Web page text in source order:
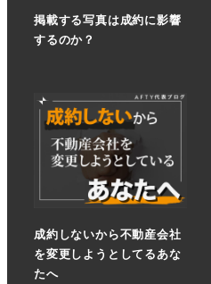
掲載する写真は成約に影響
するのか？
成約しないから不動産会社
を変更しようとしてるあな
たへ